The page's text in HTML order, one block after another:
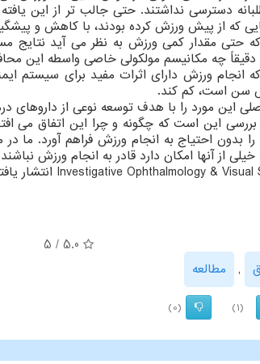
دسترسی نداشتند. حتی جالب تر از این
که از پیش ورزش کرده بودند، با کاهش و
حتی مقدار کمی ورزش به نظر می آید نتایج
دقیقاً چه مکانیسم مولکولی خاصی واسطه این
ورزش دارای اثرات مفید برای سیستم
سن است، کم کند.
این مورد را با هدف توسعه نوعی از داروهای
این است که چگونه و چرا این اتفاق می
احتیاج به انجام ورزش فراهم آورد. ما در
از آنها امکان دارد قادر به انجام ورزش
5.0
/
5
,
مطالعه
(1)
(0)